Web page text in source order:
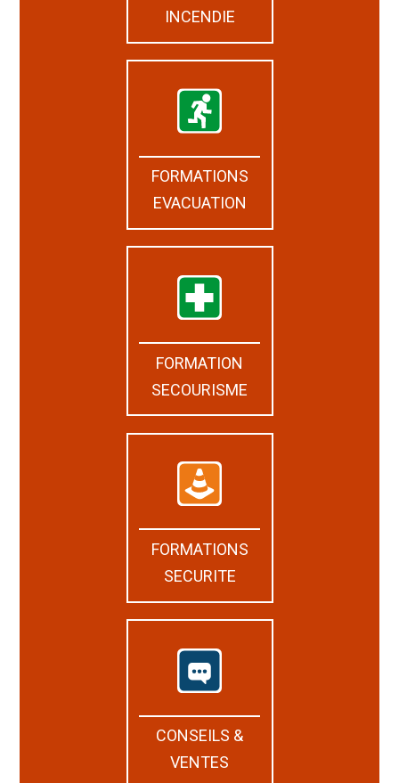
INCENDIE
FORMATIONS
EVACUATION
FORMATION
SECOURISME
FORMATIONS
SECURITE
CONSEILS &
VENTES